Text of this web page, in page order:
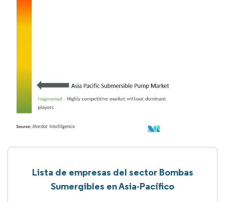
Lista de empresas del sector Bombas
Sumergibles en Asia-Pacífico